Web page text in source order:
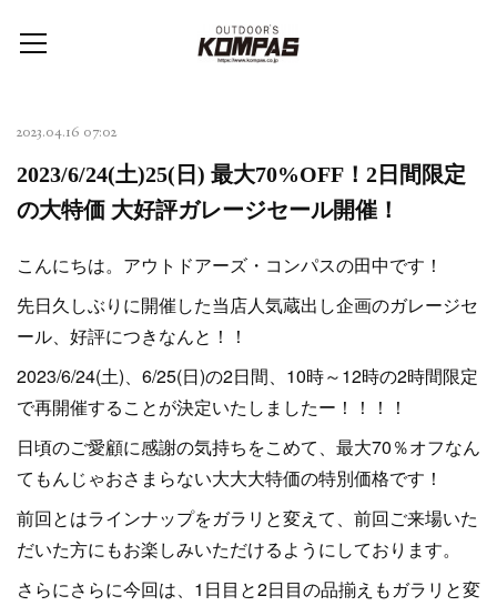
2023.04.16 07:02
2023/6/24(土)25(日) 最大70%OFF！2日間限定
の大特価 大好評ガレージセール開催！
こんにちは。アウトドアーズ・コンパスの田中です！
先日久しぶりに開催した当店人気蔵出し企画のガレージセ
ール、好評につきなんと！！
2023/6/24(土)、6/25(日)の2日間、10時～12時の2時間限定
で再開催することが決定いたしましたー！！！！
日頃のご愛顧に感謝の気持ちをこめて、最大70％オフなん
てもんじゃおさまらない大大大特価の特別価格です！
前回とはラインナップをガラリと変えて、前回ご来場いた
だいた方にもお楽しみいただけるようにしております。
さらにさらに今回は、1日目と2日目の品揃えもガラリと変